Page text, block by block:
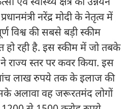
एवं स्वास्थ्य क्षेत्र का उन्नयन
नरेंद्र मोदी के नेतृत्व में
विश्व की सबसे बड़ी स्कीम
हो रही है. इस स्कीम में जो तबके
राज्य स्तर पर कवर किया. इस
पांच लाख रुपये तक के इलाज की
अलावा वह जरूरतमंद लोगों